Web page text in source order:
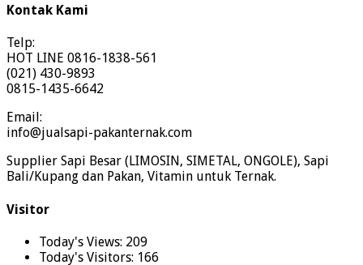
Kontak Kami
Telp:
HOT LINE 0816-1838-561
(021) 430-9893
0815-1435-6642
Email:
info@jualsapi-pakanternak.com
Supplier Sapi Besar (LIMOSIN, SIMETAL, ONGOLE), Sapi
Bali/Kupang dan Pakan, Vitamin untuk Ternak.
Visitor
Today's Views: 209
Today's Visitors: 166